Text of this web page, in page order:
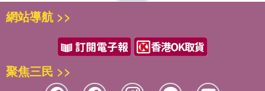
網站導航 >>
聚焦三民 >>